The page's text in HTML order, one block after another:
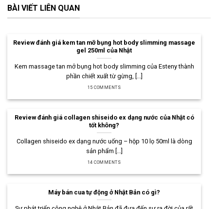
BÀI VIẾT LIÊN QUAN
Review đánh giá kem tan mỡ bụng hot body slimming massage
gel 250ml của Nhật
Kem massage tan mở bụng hot body slimming của Esteny thành
phần chiết xuất từ gừng, [...]
15 COMMENTS
Review đánh giá collagen shiseido ex dạng nước của Nhật có
tốt không?
Collagen shiseido ex dạng nước uống – hộp 10 lọ 50ml là dòng
sản phẩm [...]
14 COMMENTS
Máy bán cua tự động ở Nhật Bản có gì?